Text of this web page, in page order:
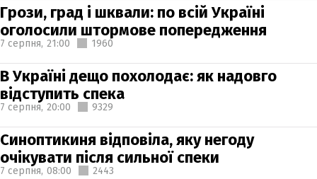
Грози, град і шквали: по всій Україні
оголосили штормове попередження
7 серпня, 21:00 1960
В Україні дещо похолодає: як надовго
відступить спека
7 серпня, 20:00 9329
Синоптикиня відповіла, яку негоду
очікувати після сильної спеки
7 серпня, 08:00 2443